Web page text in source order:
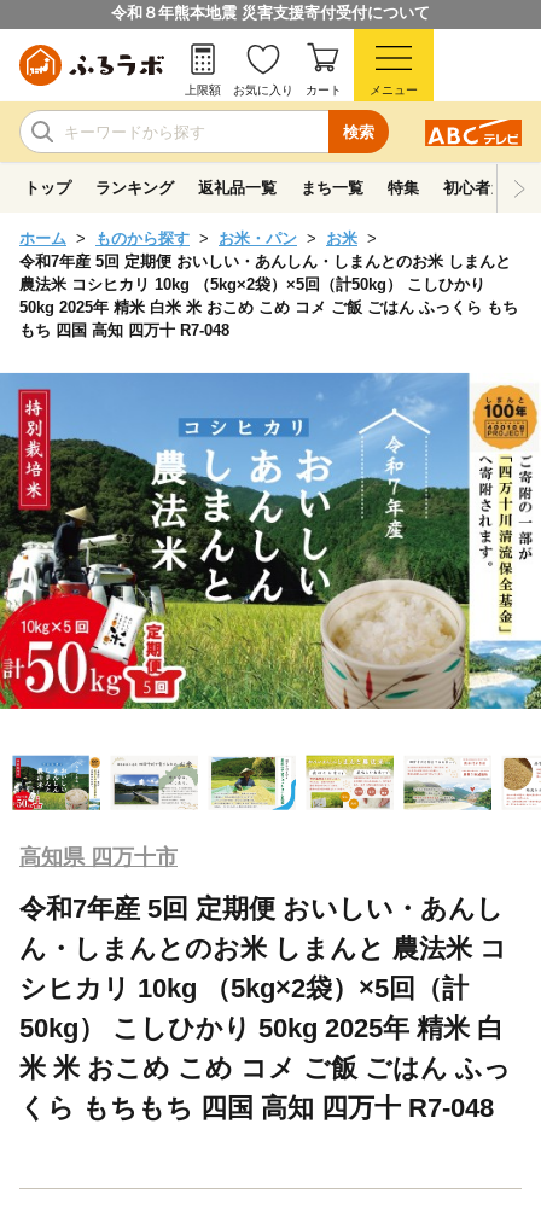
令和８年熊本地震 災害支援寄付受付について
検索
上限額 お気に入り カート メニュー
トップ ランキング 返礼品一覧 まち一覧 特集 初心者ガイド
ホーム ものから探す お米・パン
お米
令和7年産 5回 定期便 おいしい・あんしん・しまんとのお米 しまんと
農法米 コシヒカリ 10kg （5kg×2袋）×5回（計50kg） こしひかり
50kg 2025年 精米 白米 米 おこめ こめ コメ ご飯 ごはん ふっくら もち
もち 四国 高知 四万十 R7-048
高知県 四万十市
令和7年産 5回 定期便 おいしい・あんし
ん・しまんとのお米 しまんと 農法米 コ
シヒカリ 10kg （5kg×2袋）×5回（計
50kg） こしひかり 50kg 2025年 精米 白
米 米 おこめ こめ コメ ご飯 ごはん ふっ
くら もちもち 四国 高知 四万十 R7-048